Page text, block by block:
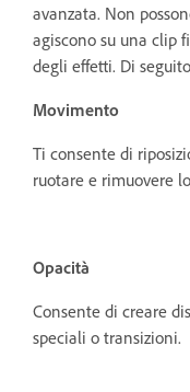
avanzata. Non
agiscono su una clip
degli effetti. Di
Movimento
Ti consente di
ruotare e rimuovere
Opacità
Consente di creare
speciali o transizioni.